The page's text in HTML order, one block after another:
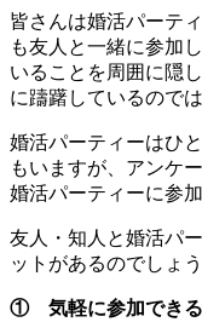
皆さんは婚活パーテ
も友人と一緒に参加
いることを周囲に隠
に躊躇しているので
婚活パーティーはひ
もいますが、アンケ
婚活パーティーに参
友人・知人と婚活パ
ットがあるのでしょ
① 気軽に参加できる